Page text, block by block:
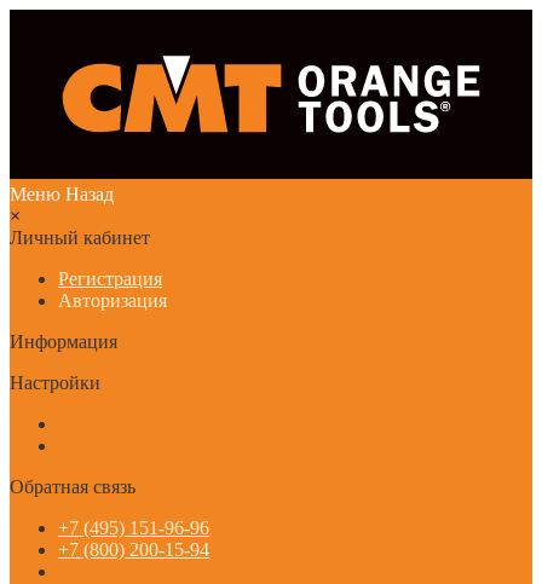
Меню Назад
×
Личный кабинет
Регистрация
Авторизация
Информация
Настройки
Обратная связь
+7 (495) 151-96-96
+7 (800) 200-15-94